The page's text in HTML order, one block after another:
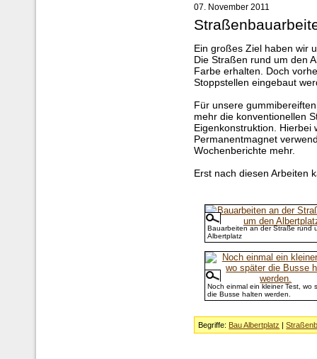
07. November 2011
Ein großes Ziel haben wir
Die Straßen rund um den
Farbe erhalten. Doch
Stoppstellen eingebaut
Für unsere
mehr die konventionellen
Eigenkonstruktion. Hierbei
Permanentmagnet
Wochenberichte mehr.
Erst nach diesen Arbeiten
Bauarbeiten an der Straße rund
Albertplatz
Noch einmal ein kleiner Test, wo
die Busse halten werden.
Begriffe: Bau Albertplatz |